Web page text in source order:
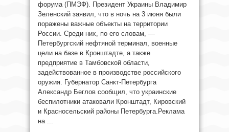
форума (ПМЭФ). Президент Украины Владимир
Зеленский заявил, что в ночь на 3 июня были
поражены важные объекты на территории
России. Среди них, по его словам, —
Петербургский нефтяной терминал, военные
цели на базе в Кронштадте, а также
предприятие в Тамбовской области,
задействованное в производстве российского
оружия. Губернатор Санкт-Петербурга
Александр Беглов сообщил, что украинские
беспилотники атаковали Кронштадт, Кировский
и Красносельский районы Петербурга.Реклама
на ...